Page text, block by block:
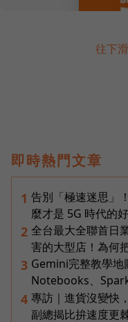
往下
即時熱門文章
1 告別「極速迷思」
麼才是 5G 時代的
2 全台最大全聯首日
害的大型店！為何
3 Gemini完整教學地
Notebooks、
4 專訪｜進貨沒變快
副總揭比拚速度更